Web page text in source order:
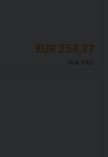
EUR 258,37
IVA incl.